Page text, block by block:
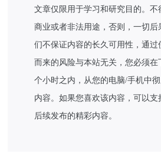
文章仅限用于学习和研究目的。不
商业或者非法用途，否则，一切后
们不保证内容的长久可用性，通过
而来的风险与本站无关，您必须在
个小时之内，从您的电脑/手机中
内容。如果您喜欢该内容，可以支
后续发布的精彩内容。